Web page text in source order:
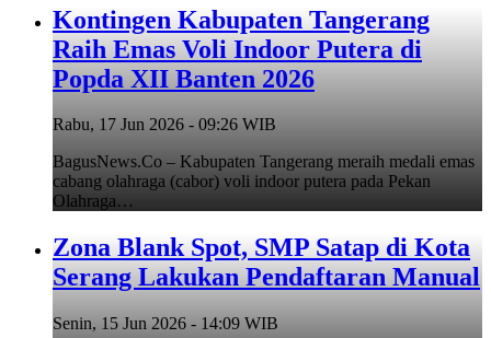
Kontingen Kabupaten Tangerang
Raih Emas Voli Indoor Putera di
Popda XII Banten 2026
Rabu, 17 Jun 2026 - 09:26 WIB
BagusNews.Co – Kabupaten Tangerang meraih medali emas
cabang olahraga (cabor) voli indoor putera pada Pekan
Olahraga…
Zona Blank Spot, SMP Satap di Kota
Serang Lakukan Pendaftaran Manual
Senin, 15 Jun 2026 - 14:09 WIB